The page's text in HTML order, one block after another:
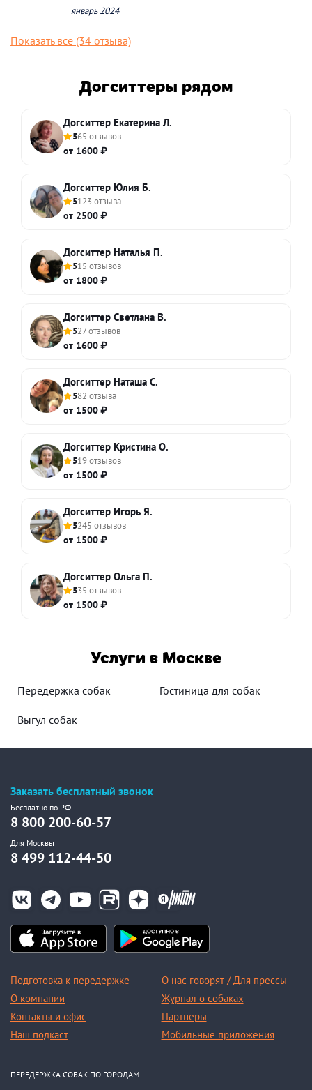
январь 2024
Показать все (34 отзыва)
Догситтеры рядом
Догситтер Екатерина Л.
565 отзывов
от 1600 ₽
Догситтер Юлия Б.
5123 отзыва
от 2500 ₽
Догситтер Наталья П.
515 отзывов
от 1800 ₽
Догситтер Светлана В.
527 отзывов
от 1600 ₽
Догситтер Наташа С.
582 отзыва
от 1500 ₽
Догситтер Кристина О.
519 отзывов
от 1500 ₽
Догситтер Игорь Я.
5245 отзывов
от 1500 ₽
Догситтер Ольга П.
535 отзывов
от 1500 ₽
Услуги в Москве
Передержка собак Гостиница для собак
Выгул собак
Заказать бесплатный звонок
Бесплатно по РФ
8 800 200-60-57
Для Москвы
8 499 112-44-50
Подготовка к передержке
О компании
Контакты и офис
Наш подкаст
О нас говорят / Для прессы
Журнал о собаках
Партнеры
Мобильные приложения
ПЕРЕДЕРЖКА СОБАК ПО ГОРОДАМ